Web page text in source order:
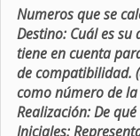
Numeros que se
Destino: Cuál es su
tiene en cuenta
de compatibilidad.
como número de
Realización:De qué
Iniciales: